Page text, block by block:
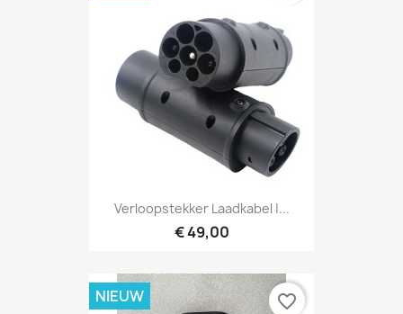
Verloopstekker Laadkabel |...
€ 49,00
NIEUW favorite_border